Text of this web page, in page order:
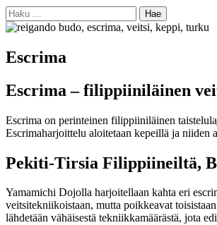
Haku:
Escrima
Escrima – filippiiniläinen
Escrima on perinteinen filippiiniläinen
Escrimaharjoittelu aloitetaan kepeillä ja
Pekiti-Tirsia Filippiineiltä,
Yamamichi Dojolla harjoitellaan kahta eri
veitsitekniikoistaan, mutta poikkeavat
lähdetään vähäisestä tekniikkamäärästä, jota